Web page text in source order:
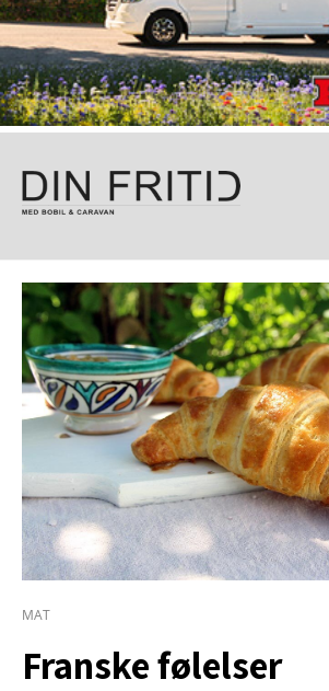
MAT
Franske følelser